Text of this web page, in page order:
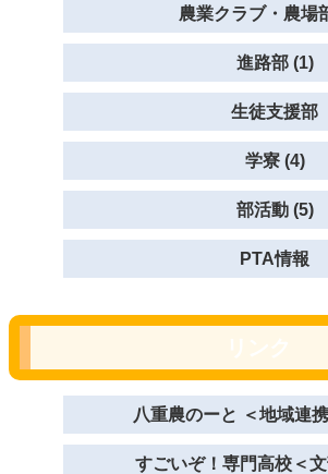
農業クラブ・農場
進路部 (1)
生徒支援部
学寮 (4)
部活動 (5)
PTA情報
八重農のーと ＜地域連
すごいぞ！専門高校＜